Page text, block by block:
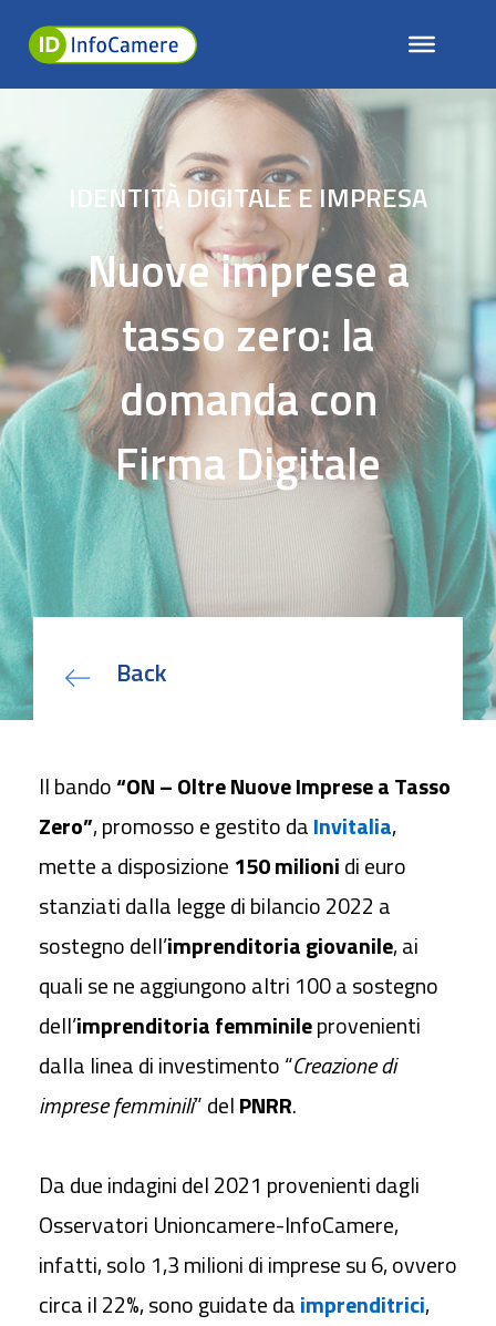
EUDI Wallet: i Servizi Fiduciari
qualificati sono le fondamenta
della nuova identità digitale
Bando Sviluppo competenze
specialistiche delle PMI
con Firma Digitale
Carta Nazionale dei Servizi
con SPID
IDENTITÀ DIGITALE E IMPRESA
Nuove imprese a
tasso zero: la
domanda con
Firma Digitale
Back
Il bando“ON – Oltre Nuove Imprese a Tasso
Zero”, promosso e gestito daInvitalia,
mette a disposizione 150milionidi euro
stanziati dalla legge di bilancio 2022 a
sostegno dell’imprenditoria giovanile, ai
quali se neaggiungono altri 100 a sostegno
dell’imprenditoria femminileprovenienti
dalla linea di investimento “Creazione di
imprese femminili” delPNRR.
Da due indagini del2021 provenienti dagli
Osservatori Unioncamere-InfoCamere,
infatti, solo 1,3 milioni di imprese su 6, ovvero
circa il22%, sono guidate daimprenditrici,